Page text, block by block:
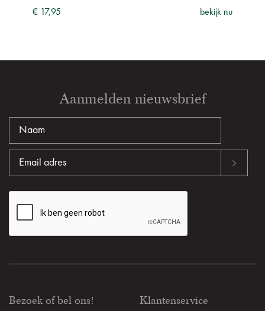
€ 17,95 bekijk nu
Aanmelden nieuwsbrief
Bezoek of bel ons! Klantenservice